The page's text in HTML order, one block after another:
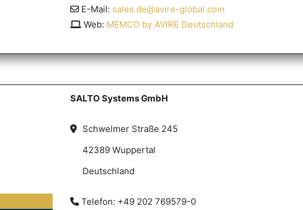
E-Mail: sales.de@avire-global.com
Web: MEMCO by AVIRE Deutschland
SALTO Systems GmbH
Schwelmer Straße 245
42389 Wuppertal
Deutschland
Telefon: +49 202 769579-0